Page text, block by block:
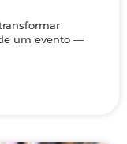
um evento —